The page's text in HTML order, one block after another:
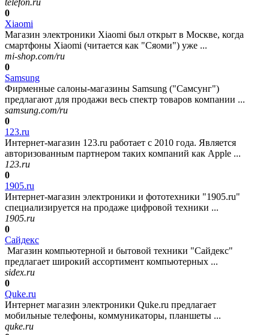
telefon.ru
0
Xiaomi
Магазин электроники Xiaomi был открыт в Москве, когда
смартфоны Xiaomi (читается как "Сяоми") уже ...
mi-shop.com/ru
0
Samsung
Фирменные салоны-магазины Samsung ("Самсунг")
предлагают для продажи весь спектр товаров компании ...
samsung.com/ru
0
123.ru
Интернет-магазин 123.ru работает с 2010 года. Является
авторизованным партнером таких компаний как Apple ...
123.ru
0
1905.ru
Интернет-магазин электроники и фототехники "1905.ru"
специализируется на продаже цифровой техники ...
1905.ru
0
Сайдекс
Магазин компьютерной и бытовой техники "Сайдекс"
предлагает широкий ассортимент компьютерных ...
sidex.ru
0
Quke.ru
Интернет магазин электроники Quke.ru предлагает
мобильные телефоны, коммуникаторы, планшеты ...
quke.ru